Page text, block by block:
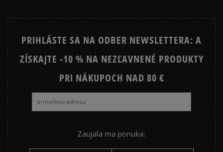
PRIHLÁSTE SA NA ODBER NEWSLETTERA: A
ZÍSKAJTE -10 % NA NEZĽAVNENÉ PRODUKTY
PRI NÁKUPOCH NAD 80 €
Zaujala ma ponuka: